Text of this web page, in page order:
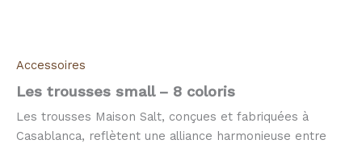
Accessoires
Les trousses small – 8 coloris
Les trousses Maison Salt, conçues et fabriquées à
Casablanca, reflètent une alliance harmonieuse entre